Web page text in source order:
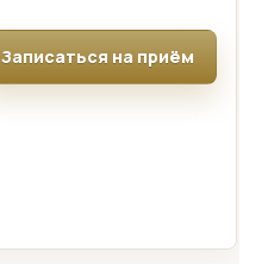
Записаться на приём